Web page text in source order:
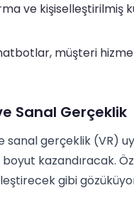
ve kişiselleştirilmiş
müşteri
Sanal Gerçeklik
sanal gerçeklik (VR)
boyut kazandıracak.
gibi